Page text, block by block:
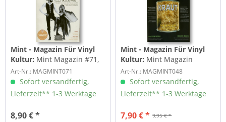
Mint - Magazin Für Vinyl
Kultur: Mint Magazin #71,
10/24
Art-Nr.: MAGMINT071
Sofort versandfertig,
Lieferzeit** 1-3 Werktage
8,90 € *
Mint - Magazin Für Vinyl
Kultur: Mint Magazin
#48,11/21
Art-Nr.: MAGMINT048
Sofort versandfertig,
Lieferzeit** 1-3 Werktage
9,95 € *
7,90 € *